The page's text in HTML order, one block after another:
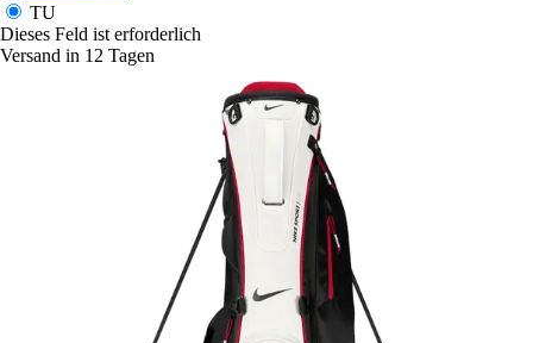
TU
Dieses Feld ist erforderlich
Versand in 12 Tagen